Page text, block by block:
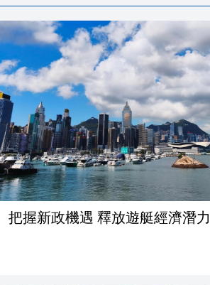
把握新政機遇 釋放遊艇經濟潛力